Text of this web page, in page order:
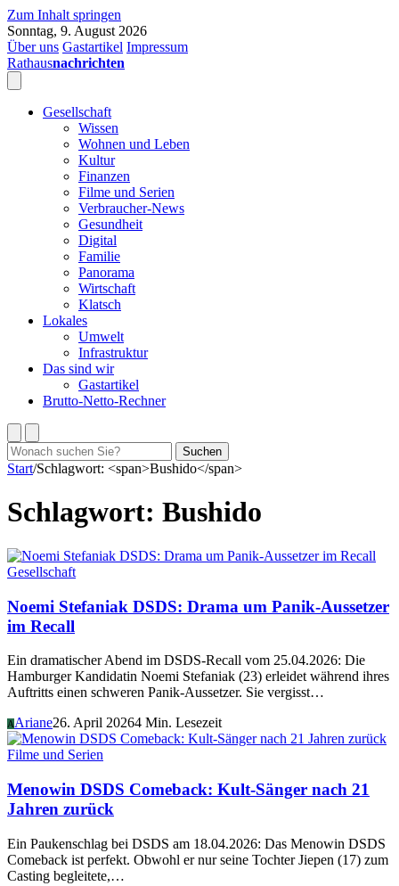
Zum Inhalt springen
Sonntag, 9. August 2026
Über uns Gastartikel Impressum
Rathausnachrichten
Gesellschaft
Wissen
Wohnen und Leben
Kultur
Finanzen
Filme und Serien
Verbraucher-News
Gesundheit
Digital
Familie
Panorama
Wirtschaft
Klatsch
Lokales
Umwelt
Infrastruktur
Das sind wir
Gastartikel
Brutto-Netto-Rechner
Suchen
nach:
Suchen
Start/Schlagwort: <span>Bushido</span>
Schlagwort: Bushido
Gesellschaft
Noemi Stefaniak DSDS: Drama um Panik-Aussetzer
im Recall
Ein dramatischer Abend im DSDS-Recall vom 25.04.2026: Die
Hamburger Kandidatin Noemi Stefaniak (23) erleidet während ihres
Auftritts einen schweren Panik-Aussetzer. Sie vergisst…
AAriane26. April 20264 Min. Lesezeit
Filme und Serien
Menowin DSDS Comeback: Kult-Sänger nach 21
Jahren zurück
Ein Paukenschlag bei DSDS am 18.04.2026: Das Menowin DSDS
Comeback ist perfekt. Obwohl er nur seine Tochter Jiepen (17) zum
Casting begleitete,…